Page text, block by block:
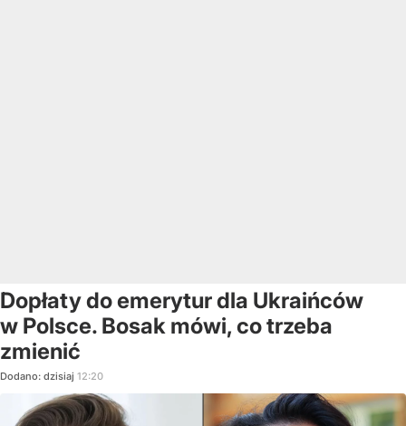
Dopłaty do emerytur dla Ukraińców
w Polsce. Bosak mówi, co trzeba
zmienić
Dodano: dzisiaj 12:20